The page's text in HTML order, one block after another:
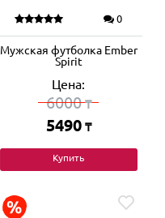
0
Мужская футболка Ember
Spirit
Цена:
6000₸
5490 ₸
Купить